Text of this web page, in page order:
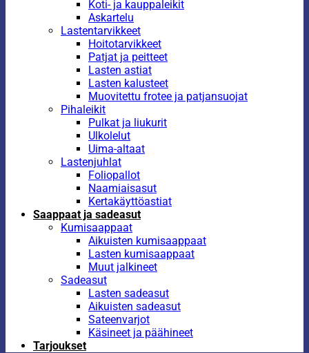
Koti- ja kauppaleikit
Askartelu
Lastentarvikkeet
Hoitotarvikkeet
Patjat ja peitteet
Lasten astiat
Lasten kalusteet
Muovitettu frotee ja patjansuojat
Pihaleikit
Pulkat ja liukurit
Ulkolelut
Uima-altaat
Lastenjuhlat
Foliopallot
Naamiaisasut
Kertakäyttöastiat
Saappaat ja sadeasut
Kumisaappaat
Aikuisten kumisaappaat
Lasten kumisaappaat
Muut jalkineet
Sadeasut
Lasten sadeasut
Aikuisten sadeasut
Sateenvarjot
Käsineet ja päähineet
Tarjoukset